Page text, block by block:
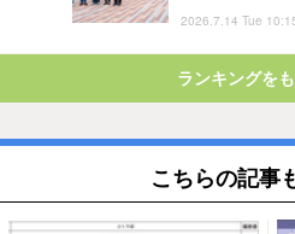
2026.7.14 Tue
ランキングを
こちらの記事